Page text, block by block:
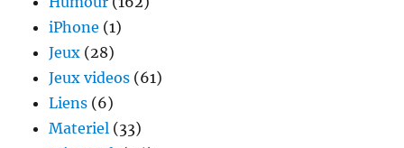
iPhone (1)
Jeux (28)
Jeux videos (61)
Liens (6)
Materiel (33)